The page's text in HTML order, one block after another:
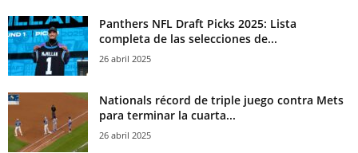
Panthers NFL Draft Picks 2025: Lista
completa de las selecciones de...
26 abril 2025
Nationals récord de triple juego contra Mets
para terminar la cuarta...
26 abril 2025